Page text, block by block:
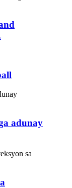
adunay